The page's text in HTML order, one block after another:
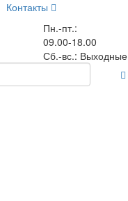
Контакты
Пн.-пт.:
09.00-18.00
Сб.-вс.: Выходные